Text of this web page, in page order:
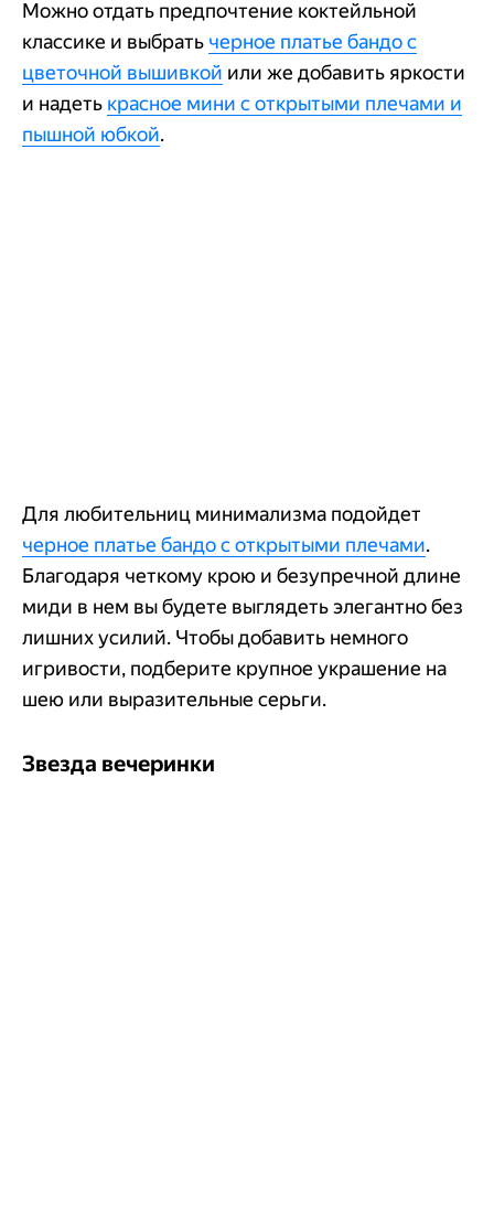
Можно отдать предпочтение коктейльной
классике и выбрать черное платье бандос
цветочной вышивкой или же добавить яркости
и надеть красное мини с открытыми плечами и
пышной юбкой.
Для любительниц минимализма подойдет
черное платье бандо с открытыми плечами.
Благодаря четкому крою и безупречной длине
миди в нем вы будете выглядеть элегантно без
лишних усилий. Чтобы добавить немного
игривости, подберите крупное украшение на
шею или выразительные серьги.
Звезда вечеринки